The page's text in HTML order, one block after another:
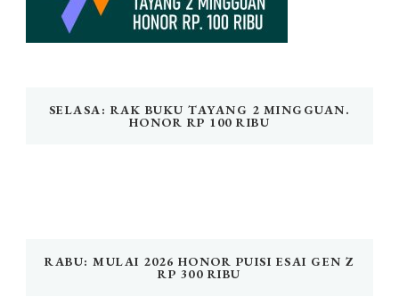
SELASA: RAK BUKU TAYANG 2 MINGGUAN.
HONOR RP 100 RIBU
RABU: MULAI 2026 HONOR PUISI ESAI GEN Z
RP 300 RIBU